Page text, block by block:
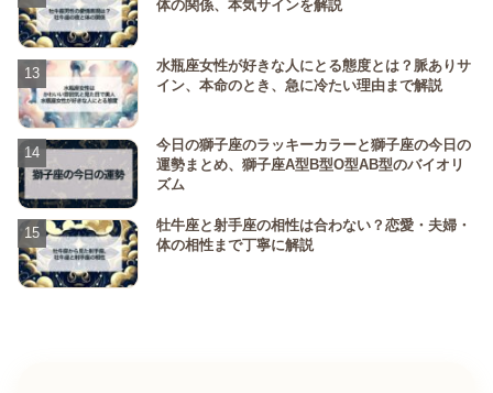
体の関係、本気サインを解説
水瓶座女性が好きな人にとる態度とは？脈ありサ
イン、本命のとき、急に冷たい理由まで解説
今日の獅子座のラッキーカラーと獅子座の今日の
運勢まとめ、獅子座A型B型O型AB型のバイオリ
ズム
牡牛座と射手座の相性は合わない？恋愛・夫婦・
体の相性まで丁寧に解説